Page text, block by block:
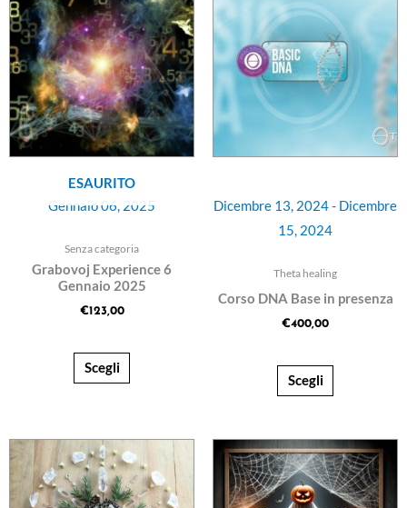
Gennaio 06, 2025
ESAURITO
Senza categoria
Grabovoj Experience 6
Gennaio 2025
€123,00
Scegli
Dicembre 13, 2024 - Dicembre
15, 2024
Theta healing
Corso DNA Base in presenza
€400,00
Scegli